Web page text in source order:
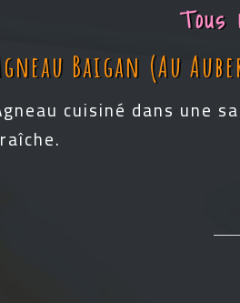
Baigan (au
cuisiné dans une